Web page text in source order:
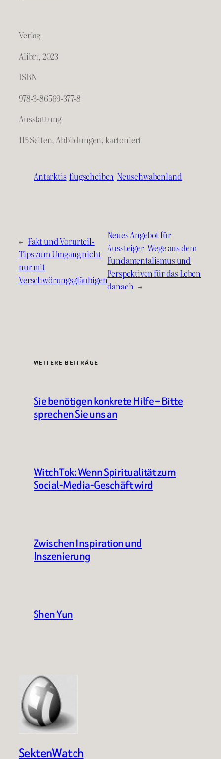
Verlag
Alibri, 2023
ISBN
978-3-86569-377-8
Ausstattung
115 Seiten, Abbildungen, kartoniert
Antarktis flugscheiben Neuschwabenland
← Fakt und Vorurteil-
Tips zum Umgang nicht
nur mit
Verschwörungsgläubigen
Neues Angebot für
Aussteiger- Wege aus dem
Fundamentalismus und
Perspektiven für das Leben
danach →
WEITERE BEITRÄGE
Sie benötigen konkrete Hilfe – Bitte
sprechen Sie uns an
WitchTok: Wenn Spiritualität zum
Social-Media-Geschäft wird
Zwischen Inspiration und
Inszenierung
Shen Yun
SektenWatch